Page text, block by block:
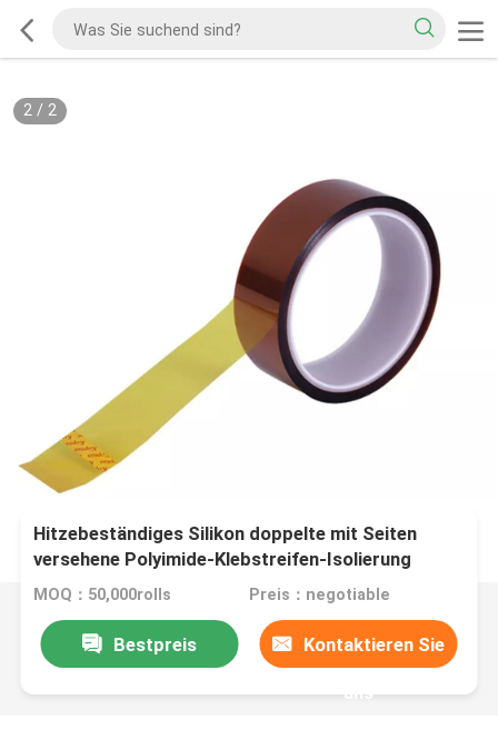
2/ 2
Hitzebeständiges Silikon doppelte mit Seiten
versehene Polyimide-Klebstreifen-Isolierung
MOQ：50,000rolls Preis：negotiable
Bestpreis Kontaktieren Sie
uns